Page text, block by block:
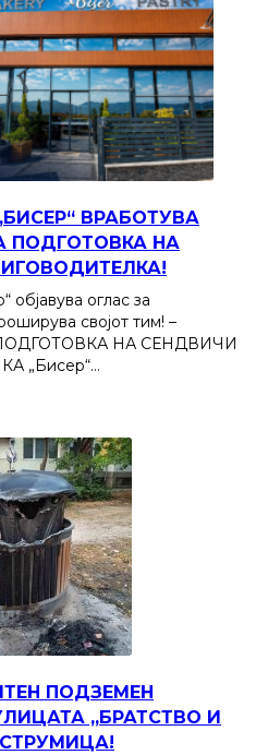
ВРАБОТУВА
ПОДГОТОВКА НА
објавува оглас за
својот тим! –
НА СЕНДВИЧИ
„Бисер“…
ПОДЗЕМЕН
„БРАТСТВО И